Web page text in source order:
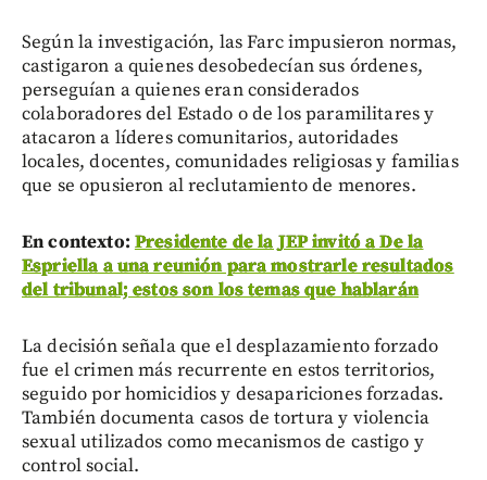
Según la investigación, las Farc impusieron normas,
castigaron a quienes desobedecían sus órdenes,
perseguían a quienes eran considerados
colaboradores del Estado o de los paramilitares y
atacaron a líderes comunitarios, autoridades
locales, docentes, comunidades religiosas y familias
que se opusieron al reclutamiento de menores.
En contexto: Presidente de la JEP invitó a De la
Espriella a una reunión para mostrarle resultados
del tribunal; estos son los temas que hablarán
La decisión señala que el desplazamiento forzado
fue el crimen más recurrente en estos territorios,
seguido por homicidios y desapariciones forzadas.
También documenta casos de tortura y violencia
sexual utilizados como mecanismos de castigo y
control social.